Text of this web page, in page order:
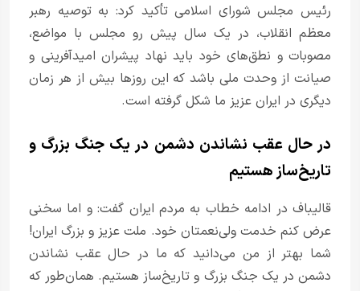
رئیس مجلس شورای اسلامی تأکید کرد: به توصیه رهبر
معظم انقلاب، در یک سال پیش رو مجلس با مواضع،
مصوبات و نطق‌های خود باید نهاد پیشران امیدآفرینی و
صیانت از وحدت ملی باشد که این روزها بیش از هر زمان
دیگری در ایران عزیز ما شکل گرفته است.
در حال عقب نشاندن دشمن در یک جنگ بزرگ و
تاریخ‌ساز هستیم
قالیباف در ادامه خطاب به مردم ایران گفت: و اما سخنی
عرض کنم خدمت ولی‌نعمتان خود. ملت عزیز و بزرگ ایران!
شما بهتر از من می‌دانید که ما در حال عقب نشاندن
دشمن در یک جنگ بزرگ و تاریخ‌ساز هستیم. همان‌طور که